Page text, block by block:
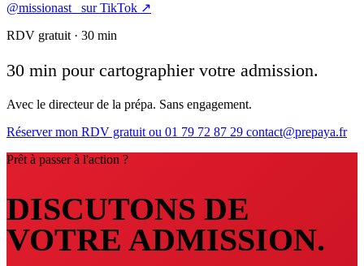
@missionast_ sur TikTok ↗
RDV gratuit · 30 min
30 min pour cartographier votre admission.
Avec le directeur de la prépa. Sans engagement.
Réserver mon RDV gratuit ou 01 79 72 87 29 contact@prepaya.fr
Prêt à passer à l'action ?
DISCUTONS DE
VOTRE ADMISSION.